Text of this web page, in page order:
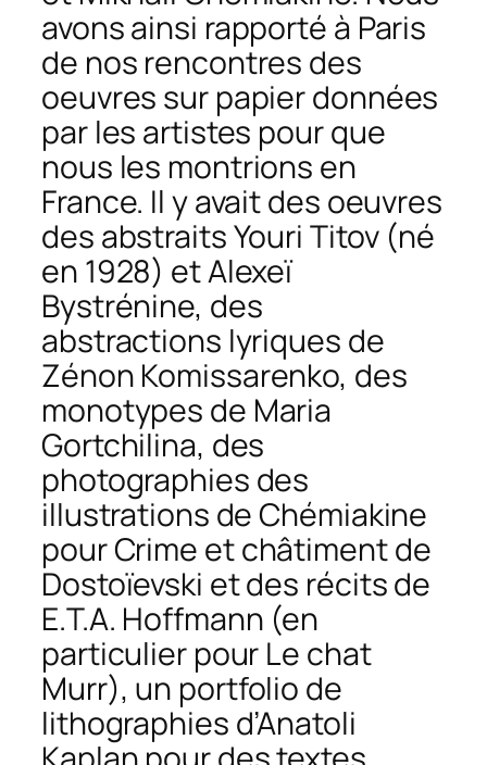
avons ainsi rapporté à Paris
de nos rencontres des
oeuvres sur papier données
par les artistes pour que
nous les montrions en
France. Il y avait des oeuvres
des abstraits Youri Titov (né
en 1928) et Alexeï
Bystrénine, des
abstractions lyriques de
Zénon Komissarenko, des
monotypes de Maria
Gortchilina, des
photographies des
illustrations de Chémiakine
pourCrime et châtimentde
Dostoïevski et des récits de
E.T.A. Hoffmann (en
particulier pour Le chat
Murr), un portfolio de
lithographies d’Anatoli